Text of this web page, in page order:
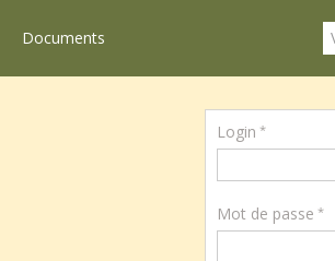
Documents
Login
Mot de passe